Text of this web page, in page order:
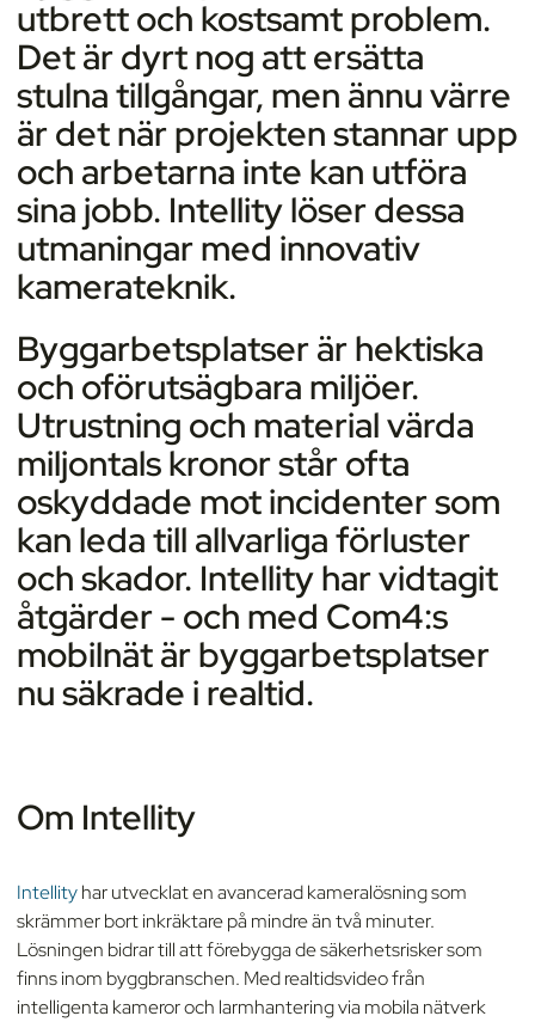
utbrett och kostsamt problem.
Det är dyrt nog att ersätta
stulna tillgångar, men ännu värre
är det när projekten stannar upp
och arbetarna inte kan utföra
sina jobb. Intellity löser dessa
utmaningar med innovativ
kamerateknik.
Byggarbetsplatser är hektiska
och oförutsägbara miljöer.
Utrustning och material värda
miljontals kronor står ofta
oskyddade mot incidenter som
kan leda till allvarliga förluster
och skador. Intellity har vidtagit
åtgärder - och med Com4:s
mobilnät är byggarbetsplatser
nu säkrade i realtid.
Om Intellity
Intellityhar utvecklat en avancerad kameralösning som
skrämmer bort inkräktare på mindre än två minuter.
Lösningen bidrar till att förebygga de säkerhetsrisker som
finns inom byggbranschen. Med realtidsvideo från
intelligenta kameror och larmhantering via mobila nätverk